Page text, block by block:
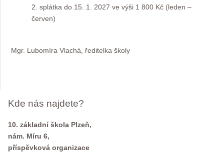
2. splátka do 15. 1. 2027 ve výši 1 800 Kč (leden –
červen)
Mgr. Lubomíra Vlachá, ředitelka školy
Kde nás najdete?
10. základní škola Plzeň,
nám. Míru 6,
příspěvková organizace